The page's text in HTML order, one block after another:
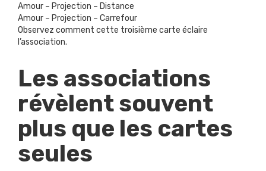
Amour – Projection – Distance
Amour – Projection – Carrefour
Observez comment cette troisième carte éclaire
l’association.
Les associations
révèlent souvent
plus que les cartes
seules